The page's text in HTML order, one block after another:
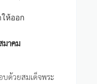
ห้ออก
มาคม
ด้วยสมเด็จพระ